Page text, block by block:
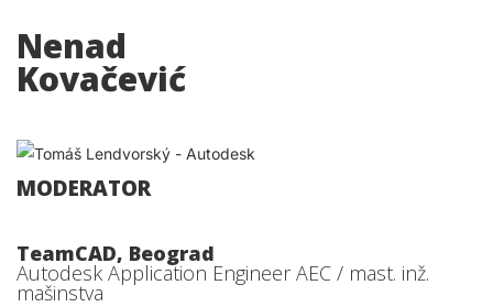
Nenad
Kovačević
MODERATOR
TeamCAD, Beograd
Autodesk Application Engineer AEC / mast. inž.
mašinstva